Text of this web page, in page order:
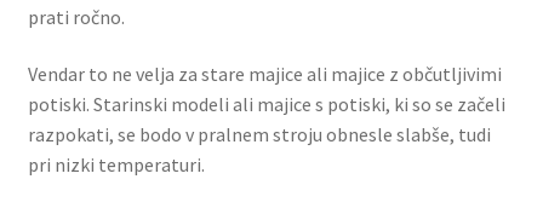
prati ročno.
Vendar to ne velja za stare majice ali majice z občutljivimi
potiski. Starinski modeli ali majice s potiski, ki so se začeli
razpokati, se bodo v pralnem stroju obnesle slabše, tudi
pri nizki temperaturi.